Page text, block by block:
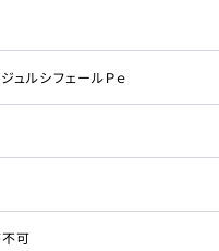
ュルシフェールＰｅ
可